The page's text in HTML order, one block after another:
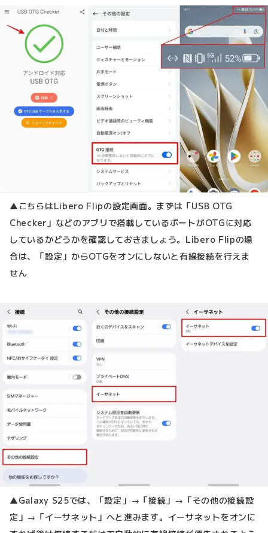
▲こちらはLibero Flipの設定画面。まずは「USB OTG
Checker」などのアプリで搭載しているポートがOTGに対応
しているかどうかを確認しておきましょう。Libero Flipの場
合は、「設定」からOTGをオンにしないと有線接続を行えま
せん
▲Galaxy S25では、「設定」→「接続」→「その他の接続設
定」→「イーサネット」へと進みます。イーサネットをオンに